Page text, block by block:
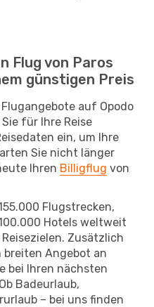
Flug von Paros
günstigen Preis
auf Opodo
für Ihre Reise
ein, um Ihre
Sie nicht länger
Ihren Billigflug von
Flugstrecken,
Hotels weltweit
Zusätzlich
breiten Angebot an
bei Ihren nächsten
Badeurlaub,
– bei uns finden